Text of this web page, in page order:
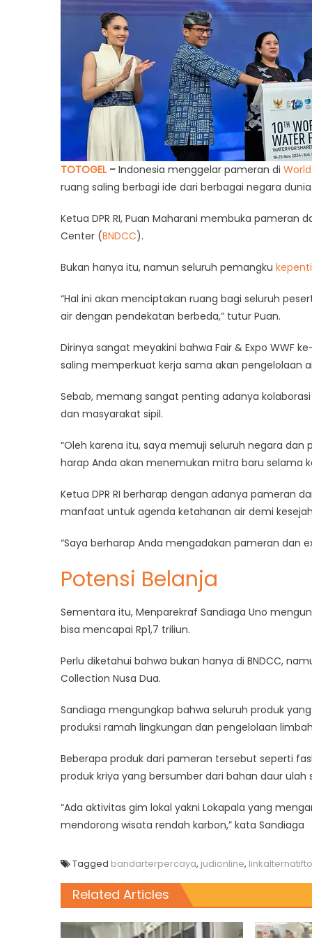
TOTOGEL – Indonesia menggelar pameran di
ruang saling berbagi ide dari berbagai negara dunia.
Ketua DPR RI, Puan Maharani membuka pameran
Center (BNDCC).
Bukan hanya itu, namun seluruh pemangku
“Hal ini akan menciptakan ruang bagi seluruh
air dengan pendekatan berbeda,” tutur Puan.
Dirinya sangat meyakini bahwa Fair & Expo WWF
saling memperkuat kerja sama akan pengelolaan
Sebab, memang sangat penting adanya
dan masyarakat sipil.
“Oleh karena itu, saya memuji seluruh negara
harap Anda akan menemukan mitra baru selama
Ketua DPR RI berharap dengan adanya pameran
manfaat untuk agenda ketahanan air demi
“Saya berharap Anda mengadakan pameran dan
Potensi Belanja
Sementara itu, Menparekraf Sandiaga Uno
bisa mencapai Rp1,7 triliun.
Perlu diketahui bahwa bukan hanya di BNDCC,
Collection Nusa Dua.
Sandiaga mengungkap bahwa seluruh produk
produksi ramah lingkungan dan pengelolaan
Beberapa produk dari pameran tersebut seperti
produk kriya yang bersumber dari bahan daur ulah
“Ada aktivitas gim lokal yakni Lokapala yang
mendorong wisata rendah karbon,” kata Sandiaga
Tagged bandarterpercaya, judionline,
Related Articles